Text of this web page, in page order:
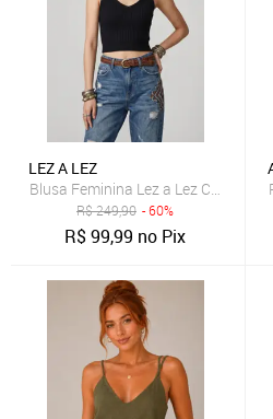
LEZ A LEZ
Blusa Feminina Lez a Lez Cropped
R$249,90 - 60%
R$99,99 no Pix